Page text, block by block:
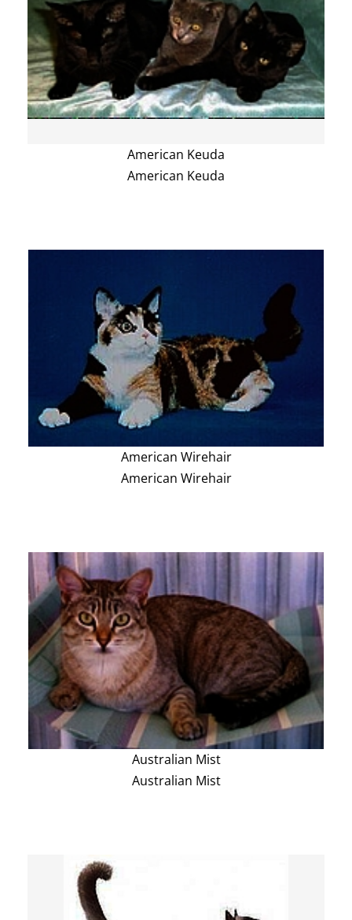
American Keuda
American Keuda
American Wirehair
American Wirehair
Australian Mist
Australian Mist